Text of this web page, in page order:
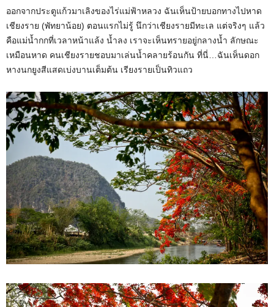
ออกจากประตูแก้วมาเลิงของไร่แม่ฟ้าหลวง ฉันเห็นป้ายบอกทางไปหาด
เชียงราย (พัทยาน้อย) ตอนแรกไม่รู้ นึกว่าเชียงรายมีทะเล แต่จริงๆ แล้ว
คือแม่น้ำกกที่เวลาหน้าแล้ง น้ำลง เราจะเห็นทรายอยู่กลางน้ำ ลักษณะ
เหมือนหาด คนเชียงรายชอบมาเล่นน้ำคลายร้อนกัน ที่นี่…ฉันเห็นดอก
หางนกยูงสีแสดเบ่งบานเต็มต้น เรียงรายเป็นทิวแถว